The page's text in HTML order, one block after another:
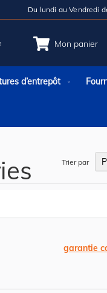
Du lundi au Vendredi
Mon panier
d’entrepôt
Trier par
garantie